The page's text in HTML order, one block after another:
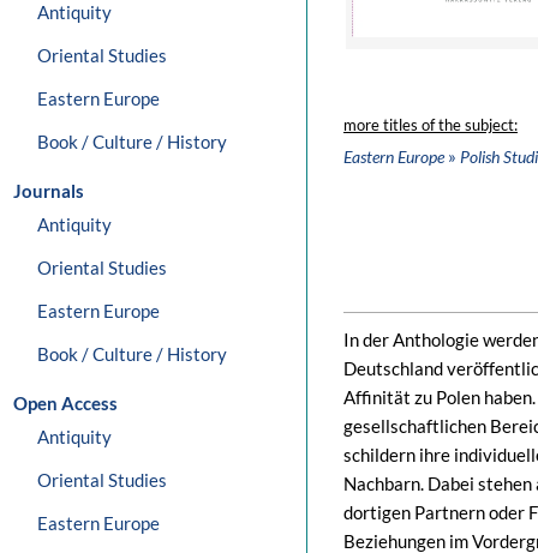
Antiquity
Oriental Studies
Eastern Europe
Book / Culture / History
Journals
Antiquity
Oriental Studies
Eastern Europe
Book / Culture / History
Open Access
Antiquity
Oriental Studies
Eastern Europe
more titles of the subject:
Eastern Europe» Polish
In der Anthologie
Deutschland
Affinität zu Polen
gesellschaftlichen
schildern ihre
Nachbarn. Dabei
dortigen Partnern oder
Beziehungen im